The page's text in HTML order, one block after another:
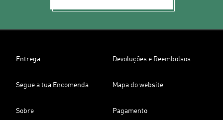
Entrega Devoluções e Reembolsos
Segue a tua Encomenda Mapa do website
Sobre Pagamento